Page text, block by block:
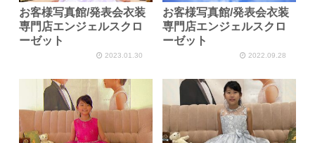
お客様写真館/発表会衣装
専門店エンジェルスクロ
ーゼット
2023.01.30
お客様写真館/発表会衣装
専門店エンジェルスクロ
ーゼット
2022.09.28